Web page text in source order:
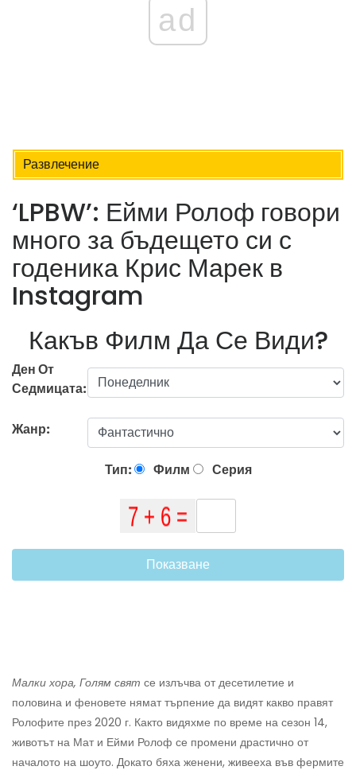
ad
Развлечение
‘LPBW’: Ейми Ролоф говори
много за бъдещето си с
годеника Крис Марек в
Instagram
Какъв Филм Да Се Види?
Ден От
Седмицата:
Жанр:
Тип: Филм Серия
Показване
Малки хора, Голям свят се излъчва от десетилетие и
половина и феновете нямат търпение да видят какво правят
Ролофите през 2020 г. Както видяхме по време на сезон 14,
животът на Мат и Ейми Ролоф се промени драстично от
началото на шоуто. Докато бяха женени, живееха във фермите